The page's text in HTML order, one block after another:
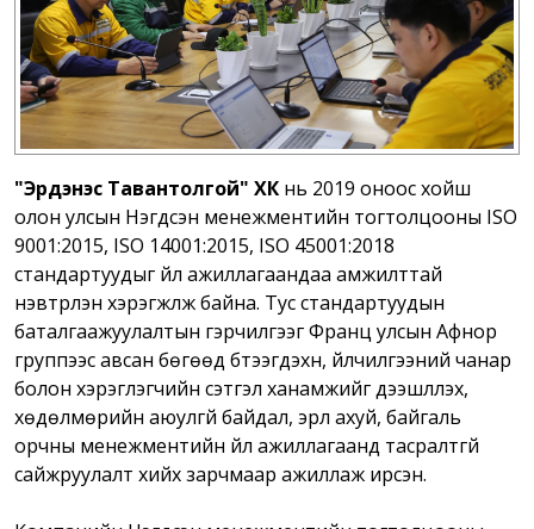
"Эрдэнэс Тавантолгой" ХК нь 2019 оноос хойш
олон улсын Нэгдсэн менежментийн тогтолцооны ISO
9001:2015, ISO 14001:2015, ISO 45001:2018
стандартуудыг үйл ажиллагаандаа амжилттай
нэвтрүүлэн хэрэгжүүлж байна. Тус стандартуудын
баталгаажуулалтын гэрчилгээг Франц улсын Афнор
группээс авсан бөгөөд бүтээгдэхүүн, үйлчилгээний чанар
болон хэрэглэгчийн сэтгэл ханамжийг дээшлүүлэх,
хөдөлмөрийн аюулгүй байдал, эрүүл ахуй, байгаль
орчны менежментийн үйл ажиллагаанд тасралтгүй
сайжруулалт хийх зарчмаар ажиллаж ирсэн.